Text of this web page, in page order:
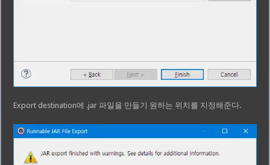
Export destination에 .jar 파일을 만들기 원하는 위치를 지정해준다.